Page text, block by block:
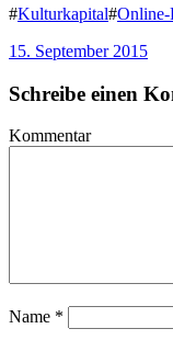
#Kulturkapital#
15. September 2015
Schreibe einen
Kommentar
Name *